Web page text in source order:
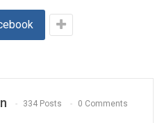
334 Posts 0 Comments